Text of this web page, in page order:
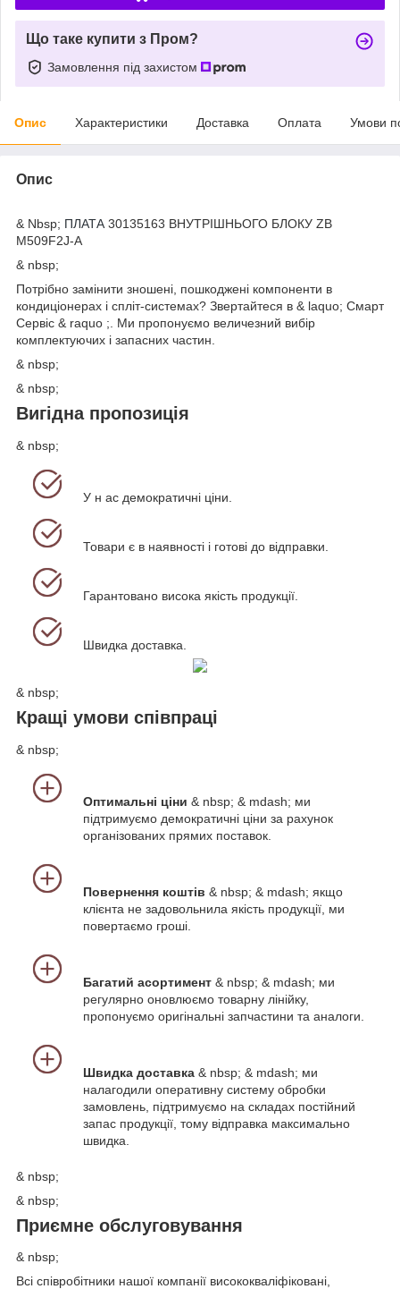
Що таке купити з Пром?
Замовлення під захистом
Опис Характеристики Доставка Оплата Умови
Опис
& Nbsp; ПЛАТА30135163 ВНУТРІШНЬОГО БЛОКУ ZB
M509F2J-A
& nbsp;
Потрібно замінити зношені, пошкоджені компоненти в
кондиціонерах і спліт-системах? Звертайтеся в & laquo; Смарт
Сервіс & raquo ;. Ми пропонуємо величезний вибір
комплектуючих і запасних частин.
& nbsp;
& nbsp;
Вигідна пропозиція
& nbsp;
У н ас демократичні ціни.
Товари є в наявності і готові до відправки.
Гарантовано висока якість продукції.
Швидка доставка.
& nbsp;
Кращі умови співпраці
& nbsp;
Оптимальні ціни & nbsp; & mdash; ми
підтримуємо демократичні ціни за рахунок
організованих прямих поставок.
Повернення коштів & nbsp; & mdash; якщо
клієнта не задовольнила якість продукції, ми
повертаємо гроші.
Багатий асортимент & nbsp; & mdash; ми
регулярно оновлюємо товарну лінійку,
пропонуємо оригінальні запчастини та аналоги.
Швидка доставка & nbsp; & mdash; ми
налагодили оперативну систему обробки
замовлень, підтримуємо на складах постійний
запас продукції, тому відправка максимально
швидка.
& nbsp;
& nbsp;
Приємне обслуговування
& nbsp;
Всі співробітники нашої компанії висококваліфіковані,